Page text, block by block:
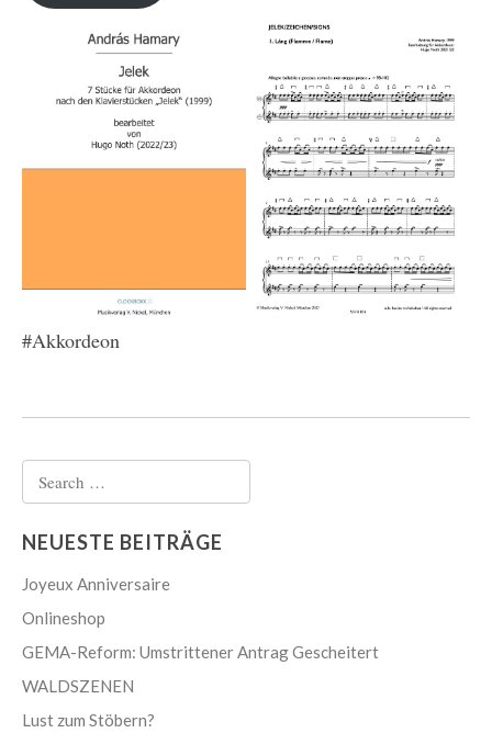
#Akkordeon
for:
NEUESTE BEITRÄGE
Joyeux Anniversaire
Onlineshop
GEMA-Reform: Umstrittener Antrag Gescheitert
WALDSZENEN
Lust zum Stöbern?